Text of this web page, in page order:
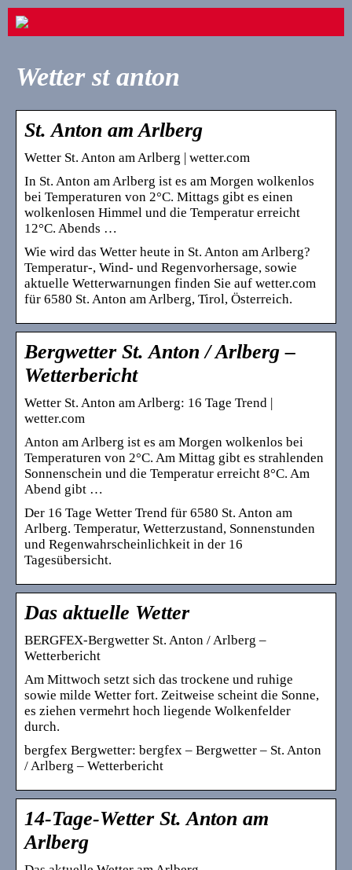
Wetter st anton
St. Anton am Arlberg
Wetter St. Anton am Arlberg | wetter.com
In St. Anton am Arlberg ist es am Morgen wolkenlos
bei Temperaturen von 2°C. Mittags gibt es einen
wolkenlosen Himmel und die Temperatur erreicht
12°C. Abends …
Wie wird das Wetter heute in St. Anton am Arlberg?
Temperatur-, Wind- und Regenvorhersage, sowie
aktuelle Wetterwarnungen finden Sie auf wetter.com
für 6580 St. Anton am Arlberg, Tirol, Österreich.
Bergwetter St. Anton / Arlberg –
Wetterbericht
Wetter St. Anton am Arlberg: 16 Tage Trend |
wetter.com
Anton am Arlberg ist es am Morgen wolkenlos bei
Temperaturen von 2°C. Am Mittag gibt es strahlenden
Sonnenschein und die Temperatur erreicht 8°C. Am
Abend gibt …
Der 16 Tage Wetter Trend für 6580 St. Anton am
Arlberg. Temperatur, Wetterzustand, Sonnenstunden
und Regenwahrscheinlichkeit in der 16
Tagesübersicht.
Das aktuelle Wetter
BERGFEX-Bergwetter St. Anton / Arlberg –
Wetterbericht
Am Mittwoch setzt sich das trockene und ruhige
sowie milde Wetter fort. Zeitweise scheint die Sonne,
es ziehen vermehrt hoch liegende Wolkenfelder
durch.
bergfex Bergwetter: bergfex – Bergwetter – St. Anton
/ Arlberg – Wetterbericht
14-Tage-Wetter St. Anton am
Arlberg